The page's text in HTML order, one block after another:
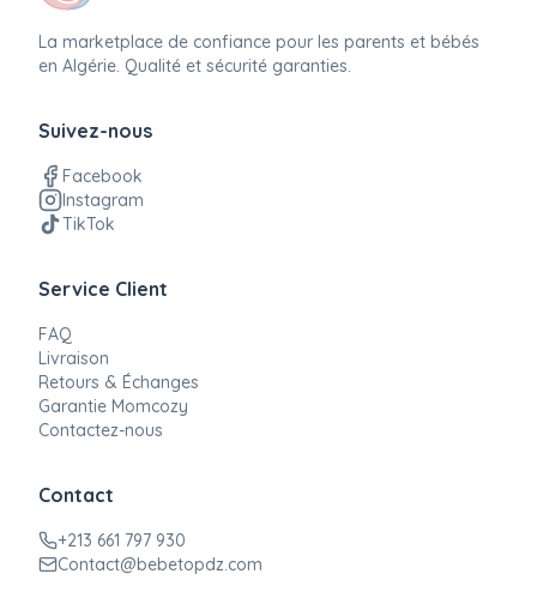
La marketplace de confiance pour les parents et bébés
en Algérie. Qualité et sécurité garanties.
Suivez-nous
Facebook
Instagram
TikTok
Service Client
FAQ
Livraison
Retours & Échanges
Garantie Momcozy
Contactez-nous
Contact
+213 661 797 930
Contact@bebetopdz.com